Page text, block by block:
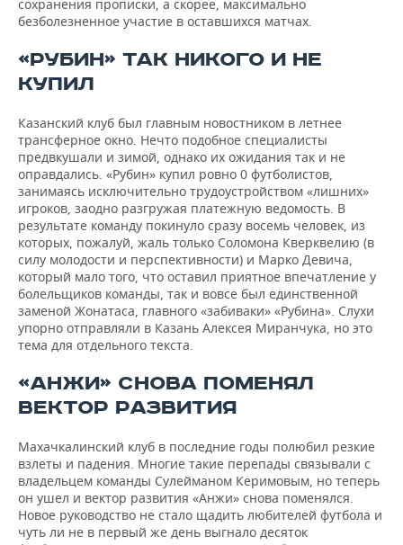
сохранения прописки, а скорее, максимально
безболезненное участие в оставшихся матчах.
«РУБИН» ТАК НИКОГО И НЕ
КУПИЛ
Казанский клуб был главным новостником в летнее
трансферное окно. Нечто подобное специалисты
предвкушали и зимой, однако их ожидания так и не
оправдались. «Рубин» купил ровно 0 футболистов,
занимаясь исключительно трудоустройством «лишних»
игроков, заодно разгружая платежную ведомость. В
результате команду покинуло сразу восемь человек, из
которых, пожалуй, жаль только Соломона Кверквелию (в
силу молодости и перспективности) и Марко Девича,
который мало того, что оставил приятное впечатление у
болельщиков команды, так и вовсе был единственной
заменой Жонатаса, главного «забиваки» «Рубина». Слухи
упорно отправляли в Казань Алексея Миранчука, но это
тема для отдельного текста.
«АНЖИ» СНОВА ПОМЕНЯЛ
ВЕКТОР РАЗВИТИЯ
Махачкалинский клуб в последние годы полюбил резкие
взлеты и падения. Многие такие перепады связывали с
владельцем команды Сулейманом Керимовым, но теперь
он ушел и вектор развития «Анжи» снова поменялся.
Новое руководство не стало щадить любителей футбола и
чуть ли не в первый же день выгнало десяток